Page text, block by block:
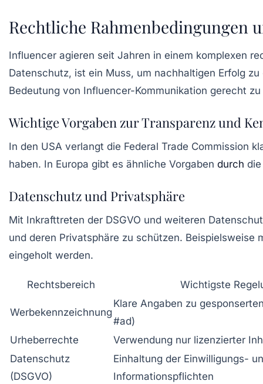
Rechtliche Rahmenbedingungen
Influencer agieren seit Jahren in einem komplexen
Datenschutz, ist ein Muss, um nachhaltigen Erfolg
Bedeutung von Influencer-Kommunikation gerecht
Wichtige Vorgaben zur Transparenz und
In den USA verlangt die Federal Trade Commission
haben. In Europa gibt es ähnliche Vorgaben durch
Datenschutz und Privatsphäre
Mit Inkrafttreten der DSGVO und weiteren
und deren Privatsphäre zu schützen.
eingeholt werden.
Rechtsbereich Wichtigste
Werbekennzeichnung
Klare Angaben zu
#ad)
Urheberrechte
Verwendung nur lizenzierter
Datenschutz
(DSGVO)
Einhaltung der Einwilligungs-
Informationspflichten